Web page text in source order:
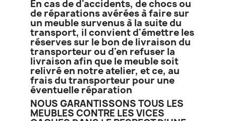
En cas de d'accidents, de chocs ou
de réparations avérées à faire sur
un meuble survenus à la suite du
transport, il convient d'émettre les
réserves sur le bon de livraison du
transporteur ou d'en refuser la
livraison afin que le meuble soit
relivré en notre atelier, et ce, au
frais du transporteur pour une
éventuelle réparation
NOUS GARANTISSONS TOUS LES
MEUBLES CONTRE LES VICES